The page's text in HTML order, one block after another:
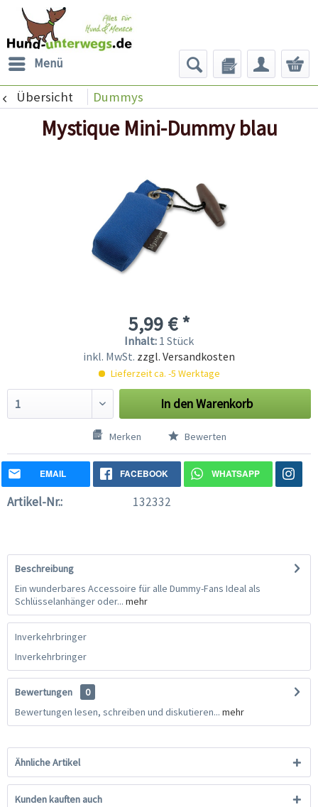
Menü
Übersicht Dummys
Mystique Mini-Dummy blau
5,99 € *
Inhalt: 1 Stück
inkl. MwSt. zzgl. Versandkosten
Lieferzeit ca. -5 Werktage
In denWarenkorb
Merken Bewerten
EMAIL FACEBOOK WHATSAPP
Artikel-Nr.: 132332
Beschreibung
Ein wunderbares Accessoire für alle Dummy-Fans Ideal als
Schlüsselanhänger oder... mehr
Inverkehrbringer
Inverkehrbringer
Bewertungen
0
Bewertungen lesen, schreiben und diskutieren... mehr
Ähnliche Artikel
Kunden kauften auch